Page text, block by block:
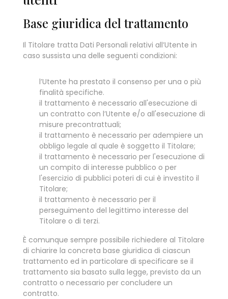
Base giuridica del trattamento
Il Titolare tratta Dati Personali relativi all’Utente in
caso sussista una delle seguenti condizioni:
l’Utente ha prestato il consenso per una o più
finalità specifiche.
il trattamento è necessario all'esecuzione di
un contratto con l’Utente e/o all'esecuzione di
misure precontrattuali;
il trattamento è necessario per adempiere un
obbligo legale al quale è soggetto il Titolare;
il trattamento è necessario per l'esecuzione di
un compito di interesse pubblico o per
l'esercizio di pubblici poteri di cui è investito il
Titolare;
il trattamento è necessario per il
perseguimento del legittimo interesse del
Titolare o di terzi.
È comunque sempre possibile richiedere al Titolare
di chiarire la concreta base giuridica di ciascun
trattamento ed in particolare di specificare se il
trattamento sia basato sulla legge, previsto da un
contratto o necessario per concludere un
contratto.